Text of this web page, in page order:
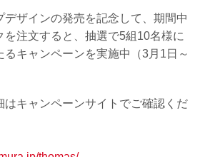
デザインの発売を記念して、期間中
を注文すると、抽選で5組10名様に
るキャンペーンを実施中（3月1日～
キャンペーンサイトでご確認くだ